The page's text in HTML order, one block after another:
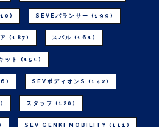
SEVEバランサー (199)
(187) スバル (161)
ット (151)
SEVボディオンS (142)
スタッフ (120)
SEV GENKI MOBILITY (111)